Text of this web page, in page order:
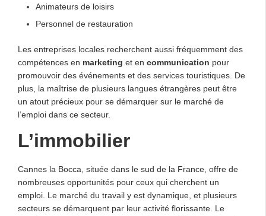
Animateurs de loisirs
Personnel de restauration
Les entreprises locales recherchent aussi fréquemment des
compétences en marketing et en communication pour
promouvoir des événements et des services touristiques. De
plus, la maîtrise de plusieurs langues étrangères peut être
un atout précieux pour se démarquer sur le marché de
l’emploi dans ce secteur.
L’immobilier
Cannes la Bocca, située dans le sud de la France, offre de
nombreuses opportunités pour ceux qui cherchent un
emploi. Le marché du travail y est dynamique, et plusieurs
secteurs se démarquent par leur activité florissante. Le